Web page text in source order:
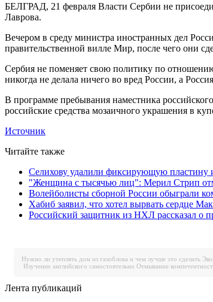
БЕЛГРАД, 21 февраля Власти Сербии не
Лаврова.
Вечером в среду министра иностранных дел
правительственной вилле Мир, после чего они
Сербия не поменяет свою политику по
никогда не делала ничего во вред России, а
В программе пребывания наместника
российские средства мозаичного украшения в
Источник
Читайте также
Селихову удалили фиксирующую пластину
"Женщина с тысячью лиц": Мерил Стрип
Волейболисты сборной России обыграли
Хабиб заявил, что хотел вырвать сердце
Российский защитник из НХЛ рассказал о
Нужно ли утеплять дом из газоблока и чем лучше это сделать
Изучение английского самостоятельно Отмывание
Лента публикаций